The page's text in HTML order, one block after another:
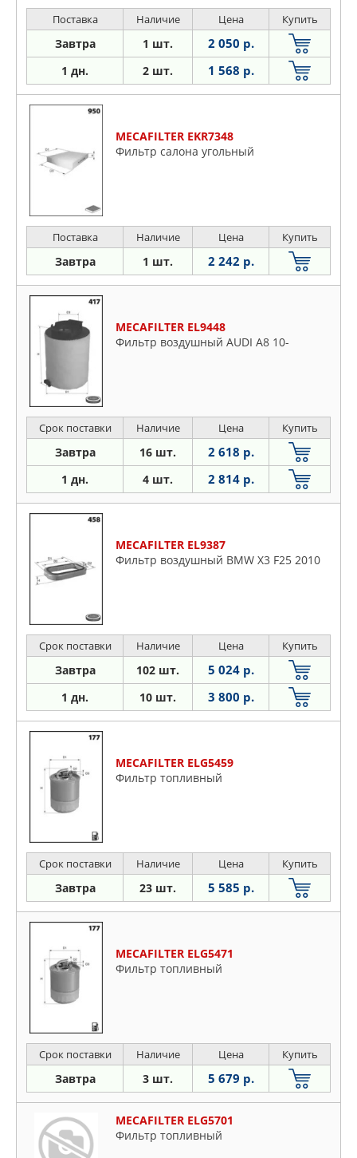
Поставка Наличие Цена Купить
Завтра 1 шт. 2 050 р.
1 дн. 2 шт. 1 568 р.
MECAFILTER EKR7348
Фильтр салона угольный
Поставка Наличие Цена Купить
Завтра 1 шт. 2 242 р.
MECAFILTER EL9448
Фильтр воздушный AUDI A8 10-
Срок поставки Наличие Цена Купить
Завтра 16 шт. 2 618 р.
1 дн. 4 шт. 2 814 р.
MECAFILTER EL9387
Фильтр воздушный BMW X3 F25 2010
Срок поставки Наличие Цена Купить
Завтра 102 шт. 5 024 р.
1 дн. 10 шт. 3 800 р.
MECAFILTER ELG5459
Фильтр топливный
Срок поставки Наличие Цена Купить
Завтра 23 шт. 5 585 р.
MECAFILTER ELG5471
Фильтр топливный
Срок поставки Наличие Цена Купить
Завтра 3 шт. 5 679 р.
MECAFILTER ELG5701
Фильтр топливный